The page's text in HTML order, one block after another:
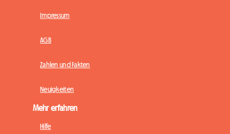
Impressum
AGB
Zahlen und Fakten
Neuigkeiten
Mehr erfahren
Hilfe